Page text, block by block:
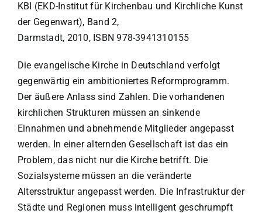
KBI (EKD-Institut für Kirchenbau und Kirchliche Kunst
der Gegenwart), Band 2,
Darmstadt, 2010, ISBN 978-3941310155
Die evangelische Kirche in Deutschland verfolgt
gegenwärtig ein ambitioniertes Reformprogramm.
Der äußere Anlass sind Zahlen. Die vorhandenen
kirchlichen Strukturen müssen an sinkende
Einnahmen und abnehmende Mitglieder angepasst
werden. In einer alternden Gesellschaft ist das ein
Problem, das nicht nur die Kirche betrifft. Die
Sozialsysteme müssen an die veränderte
Altersstruktur angepasst werden. Die Infrastruktur der
Städte und Regionen muss intelligent geschrumpft